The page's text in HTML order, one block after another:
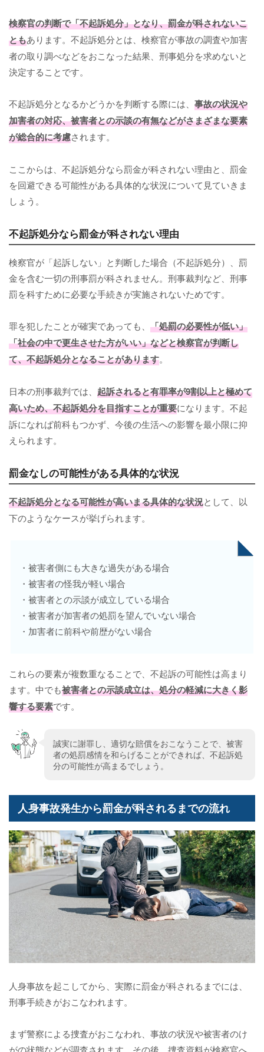
検察官の判断で「不起訴処分」となり、罰金が科されないこ
ともあります。不起訴処分とは、検察官が事故の調査や加害
者の取り調べなどをおこなった結果、刑事処分を求めないと
決定することです。
不起訴処分となるかどうかを判断する際には、 事故の状況や
加害者の対応、被害者との示談の有無などがさまざまな要素
が総合的に考慮されます。
ここからは、不起訴処分なら罰金が科されない理由と、罰金
を回避できる可能性がある具体的な状況について見ていきま
しょう。
不起訴処分なら罰金が科されない理由
検察官が「起訴しない」と判断した場合（不起訴処分）、罰
金を含む一切の刑事罰が科されません。刑事裁判など、刑事
罰を科すために必要な手続きが実施されないためです。
罪を犯したことが確実であっても、 「処罰の必要性が低い」
「社会の中で更生させた方がいい」などと検察官が判断し
て、不起訴処分となることがあります。
日本の刑事裁判では、 起訴されると有罪率が9割以上と極めて
高いため、不起訴処分を目指すことが重要になります。不起
訴になれば前科もつかず、今後の生活への影響を最小限に抑
えられます。
罰金なしの可能性がある具体的な状況
不起訴処分となる可能性が高いまる具体的な状況として、以
下のようなケースが挙げられます。
・被害者側にも大きな過失がある場合
・被害者の怪我が軽い場合
・被害者との示談が成立している場合
・被害者が加害者の処罰を望んでいない場合
・加害者に前科や前歴がない場合
これらの要素が複数重なることで、不起訴の可能性は高まり
ます。中でも被害者との示談成立は、処分の軽減に大きく影
響する要素です。
誠実に謝罪し、適切な賠償をおこなうことで、被害
者の処罰感情を和らげることができれば、不起訴処
分の可能性が高まるでしょう。
人身事故発生から罰金が科されるまでの流れ
人身事故を起こしてから、実際に罰金が科されるまでには、
刑事手続きがおこなわれます。
まず警察による捜査がおこなわれ、事故の状況や被害者のけ
がの状態などが調査されます。その後、捜査資料が検察官へ